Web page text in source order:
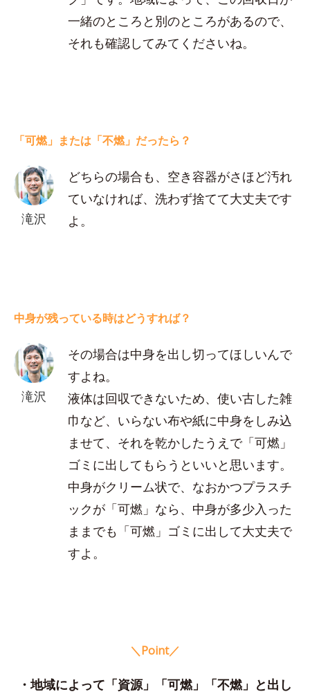
一緒のところと別のところがあるので、
それも確認してみてくださいね。
「可燃」または「不燃」だったら？
滝沢
どちらの場合も、空き容器がさほど汚れ
ていなければ、洗わず捨てて大丈夫です
よ。
中身が残っている時はどうすれば？
滝沢
その場合は中身を出し切ってほしいんで
すよね。
液体は回収できないため、使い古した雑
巾など、いらない布や紙に中身をしみ込
ませて、それを乾かしたうえで「可燃」
ゴミに出してもらうといいと思います。
中身がクリーム状で、なおかつプラスチ
ックが「可燃」なら、中身が多少入った
ままでも「可燃」ゴミに出して大丈夫で
すよ。
＼Point／
・地域によって「資源」「可燃」「不燃」と出し